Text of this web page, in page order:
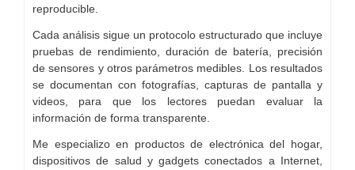
reproducible.
Cada análisis sigue un protocolo estructurado que incluye
pruebas de rendimiento, duración de batería, precisión
de sensores y otros parámetros medibles. Los resultados
se documentan con fotografías, capturas de pantalla y
videos, para que los lectores puedan evaluar la
información de forma transparente.
Me especializo en productos de electrónica del hogar,
dispositivos de salud y gadgets conectados a Internet,